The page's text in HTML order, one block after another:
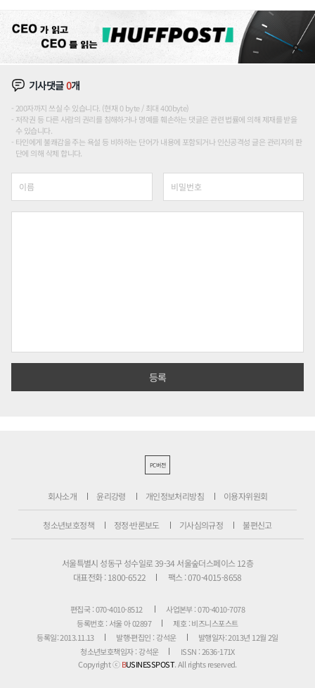
기사댓글0개
200자까지 쓰실 수 있습니다. (현재 0 byte / 최대 400byte)
저작권 등 다른 사람의 권리를 침해하거나 명예를 훼손하는 댓글은 관련 법률에 의해 제재를 받을
수 있습니다.
타인에게 불쾌감을 주는 욕설 등 비하하는 단어가 내용에 포함되거나 인신공격성 글은 관리자의 판
단에 의해 삭제 합니다.
PC버전
회사소개 윤리강령 개인정보처리방침 이용자위원회
청소년보호정책 정정·반론보도 기사심의규정 불편신고
서울특별시 성동구 성수일로 39-34 서울숲더스페이스 12층
대표전화 : 1800-6522
팩스 : 070-4015-8658
편집국 : 070-4010-8512
사업본부 : 070-4010-7078
등록번호 : 서울 아 02897
제호 : 비즈니스포스트
등록일: 2013.11.13
발행·편집인 : 강석운
발행일자: 2013년 12월 2일
청소년보호책임자 : 강석운
ISSN : 2636-171X
Copyright ⓒBUSINESSPOST. All rights reserved.